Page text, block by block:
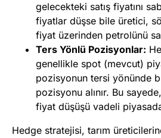
gelecekteki satış fiyatını
fiyatlar düşse bile üretici,
fiyat üzerinden petrolünü
Ters Yönlü Pozisyonlar:
genellikle spot (mevcut)
pozisyonun tersi yönünde
pozisyonu alınır. Bu
fiyat düşüşü vadeli
Hedge stratejisi, tarım